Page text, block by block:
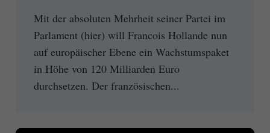
Mit der absoluten Mehrheit seiner Partei im
Parlament (hier) will Francois Hollande nun
auf europäischer Ebene ein Wachstumspaket
in Höhe von 120 Milliarden Euro
durchsetzen. Der französischen...